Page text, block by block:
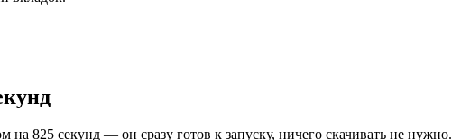
на 825 секунд — он сразу готов к запуску, ничего скачивать не нужно.